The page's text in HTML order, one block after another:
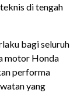
di tengah
bagi seluruh
motor Honda
performa
yang